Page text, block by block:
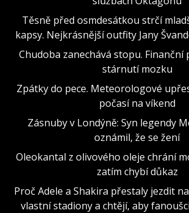
Těsně před osmdesátkou strčí
kapsy. Nejkrásnější outfity Jany
Chudoba zanechává stopu. Finanční
stárnutí mozku
Zpátky do pece. Meteorologové
počasí na víkend
Zásnuby v Londýně: Syn legendy
oznámil, že se žení
Oleokantal z olivového oleje chrání
zatím chybí důkaz
Proč Adele a Shakira přestaly jezdit
vlastní stadiony a chtějí, aby